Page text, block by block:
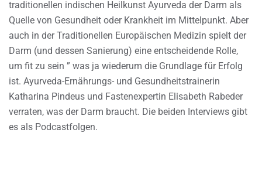
traditionellen indischen Heilkunst Ayurveda der Darm als
Quelle von Gesundheit oder Krankheit im Mittelpunkt. Aber
auch in der Traditionellen Europäischen Medizin spielt der
Darm (und dessen Sanierung) eine entscheidende Rolle,
um fit zu sein ” was ja wiederum die Grundlage für Erfolg
ist. Ayurveda-Ernährungs- und Gesundheitstrainerin
Katharina Pindeus und Fastenexpertin Elisabeth Rabeder
verraten, was der Darm braucht. Die beiden Interviews gibt
es als Podcastfolgen.